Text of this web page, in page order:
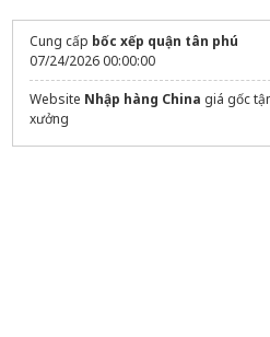
Cung cấp bốc xếp quận tân phú
07/24/2026 00:00:00
Website Nhập hàng China giá gốc
xưởng